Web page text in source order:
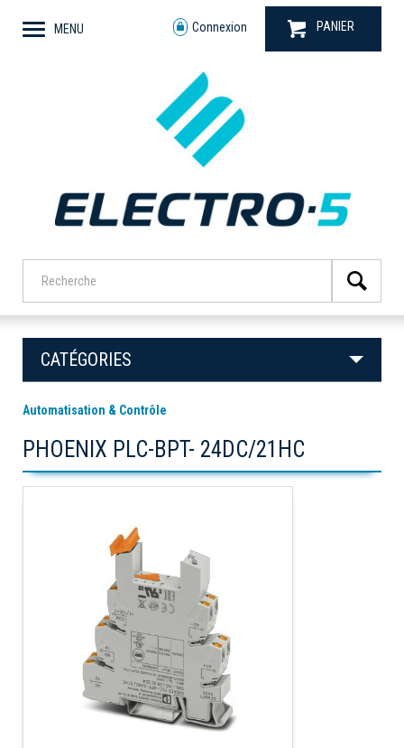
MENU Connexion PANIER
CATÉGORIES
Automatisation & Contrôle
PHOENIX PLC-BPT- 24DC/21HC